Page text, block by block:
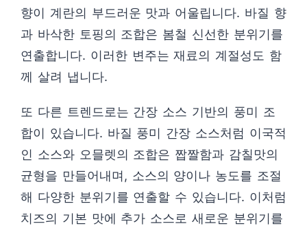
향이 계란의 부드러운 맛과 어울립니다. 바질 향
과 바삭한 토핑의 조합은 봄철 신선한 분위기를
연출합니다. 이러한 변주는 재료의 계절성도 함
께 살려 냅니다.
또 다른 트렌드로는 간장 소스 기반의 풍미 조
합이 있습니다. 바질 풍미 간장 소스처럼 이국적
인 소스와 오믈렛의 조합은 짭짤함과 감칠맛의
균형을 만들어내며, 소스의 양이나 농도를 조절
해 다양한 분위기를 연출할 수 있습니다. 이처럼
치즈의 기본 맛에 추가 소스로 새로운 분위기를